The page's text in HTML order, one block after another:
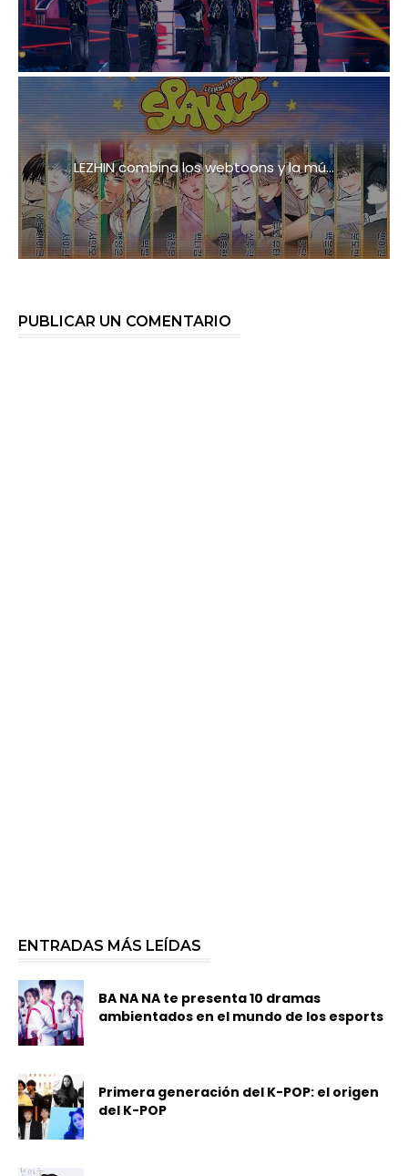
LEZHIN combina los webtoons y la mú...
PUBLICAR UN COMENTARIO
ENTRADAS MÁS LEÍDAS
BA NA NA te presenta 10 dramas
ambientados en el mundo de los esports
Primera generación del K-POP: el origen
del K-POP